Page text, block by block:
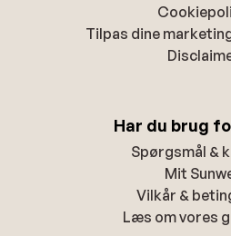
Tilpas dine
Har du brug
Spørgsmål &
Mit
Vilkår &
Læs om vores